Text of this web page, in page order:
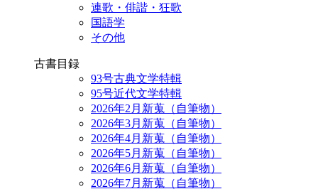
連歌・俳諧・狂歌
国語学
その他
古書目録
93号古典文学特輯
95号近代文学特輯
2026年2月新蒐（自筆物）
2026年3月新蒐（自筆物）
2026年4月新蒐（自筆物）
2026年5月新蒐（自筆物）
2026年6月新蒐（自筆物）
2026年7月新蒐（自筆物）